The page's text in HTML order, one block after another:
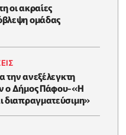
οι ακραίες
ομάδας
την ανεξέλεγκτη
ο Δήμος Πάφου-«Η
διαπραγματεύσιμη»